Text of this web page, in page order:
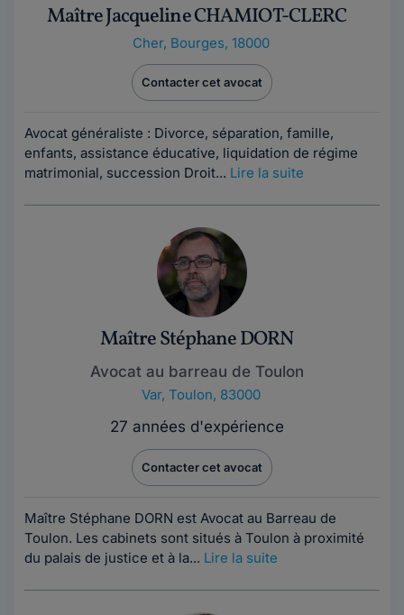
Maître Jacqueline CHAMIOT-CLERC
Cher, Bourges, 18000
Contacter cet avocat
Avocat généraliste : Divorce, séparation, famille,
enfants, assistance éducative, liquidation de régime
matrimonial, succession Droit... Lire la suite
Maître Stéphane DORN
Avocat au barreau de Toulon
Var, Toulon, 83000
27 années d'expérience
Contacter cet avocat
Maître Stéphane DORN est Avocat au Barreau de
Toulon. Les cabinets sont situés à Toulon à proximité
du palais de justice et à la... Lire la suite